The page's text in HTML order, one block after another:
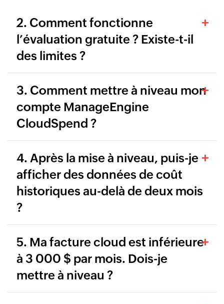
2. Comment fonctionne
l’évaluation gratuite ? Existe-t-il
des limites ?
3. Comment mettre à niveau mon
compte ManageEngine
CloudSpend ?
4. Après la mise à niveau, puis-je
afficher des données de coût
historiques au-delà de deux mois
?
5. Ma facture cloud est inférieure
à 3 000 $ par mois. Dois-je
mettre à niveau ?